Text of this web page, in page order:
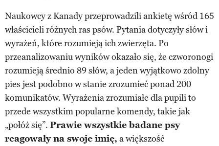
Naukowcy z Kanady przeprowadzili ankietę wśród 165
właścicieli różnych ras psów. Pytania dotyczyły słów i
wyrażeń, które rozumieją ich zwierzęta. Po
przeanalizowaniu wyników okazało się, że czworonogi
rozumieją średnio 89 słów, a jeden wyjątkowo zdolny
pies jest podobno w stanie zrozumieć ponad 200
komunikatów. Wyrażenia zrozumiałe dla pupili to
przede wszystkim popularne komendy, takie jak
„połóż się”. Prawie wszystkie badane psy
reagowały na swoje imię, a większość